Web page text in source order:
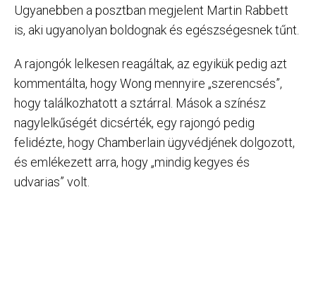
Ugyanebben a posztban megjelent Martin Rabbett
is, aki ugyanolyan boldognak és egészségesnek tűnt.
A rajongók lelkesen reagáltak, az egyikük pedig azt
kommentálta, hogy Wong mennyire „szerencsés”,
hogy találkozhatott a sztárral. Mások a színész
nagylelkűségét dicsérték, egy rajongó pedig
felidézte, hogy Chamberlain ügyvédjének dolgozott,
és emlékezett arra, hogy „mindig kegyes és
udvarias” volt.